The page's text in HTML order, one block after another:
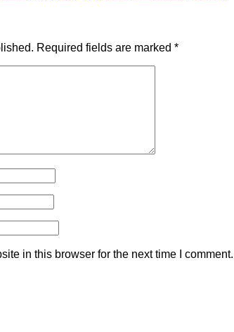
Required fields are marked *
in this browser for the next time I comment.